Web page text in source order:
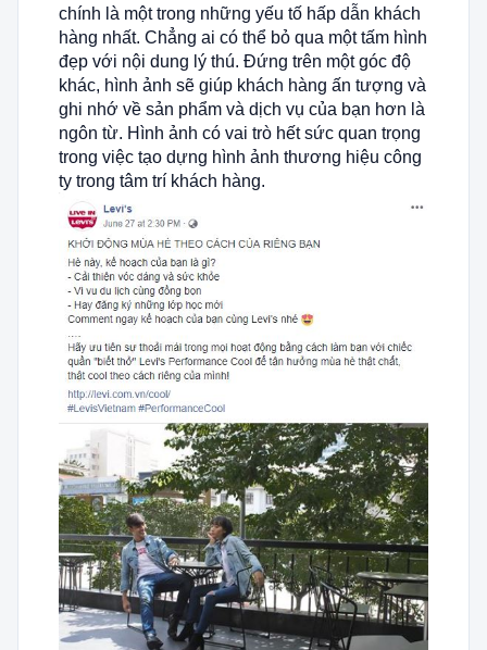
chính là một trong những yếu tố hấp dẫn khách
hàng nhất. Chẳng ai có thể bỏ qua một tấm hình
đẹp với nội dung lý thú. Đứng trên một góc độ
khác, hình ảnh sẽ giúp khách hàng ấn tượng và
ghi nhớ về sản phẩm và dịch vụ của bạn hơn là
ngôn từ. Hình ảnh có vai trò hết sức quan trọng
trong việc tạo dựng hình ảnh thương hiệu công
ty trong tâm trí khách hàng.